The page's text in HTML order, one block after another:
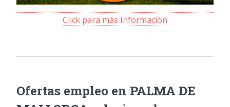
Click para más Información
Ofertas empleo en PALMA DE